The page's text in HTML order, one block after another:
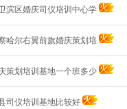
滨区婚庆司仪培训中心学
哈尔右翼前旗婚庆策划培
策划培训基地一个班多少
司仪培训基地比较好